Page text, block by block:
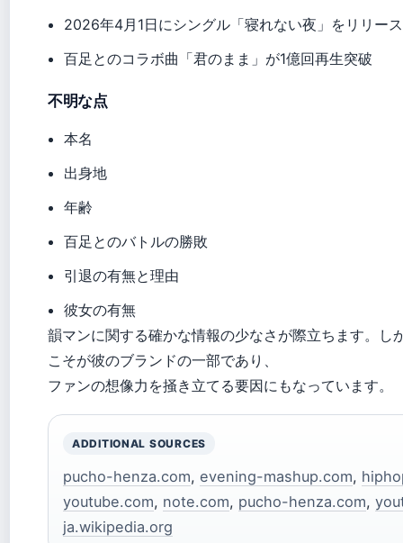
2026年4月1日にシングル「寝れない夜」をリリース
百足とのコラボ曲「君のまま」が1億回再生突破
不明な点
本名
出身地
年齢
百足とのバトルの勝敗
引退の有無と理由
彼女の有無
韻マンに関する確かな情報の少なさが際立ちます。し
こそが彼のブランドの一部であり、
ファンの想像力を掻き立てる要因にもなっています。
ADDITIONAL SOURCES
pucho-henza.com, evening-mashup.com,
youtube.com, note.com, pucho-henza.com,
ja.wikipedia.org